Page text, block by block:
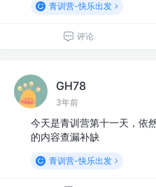
青训营-快乐出发
评论
GH78
3年前
今天是青训营第十一天，依
的内容查漏补缺
青训营-快乐出发